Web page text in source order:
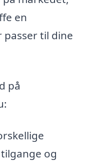
en
til dine
på
og